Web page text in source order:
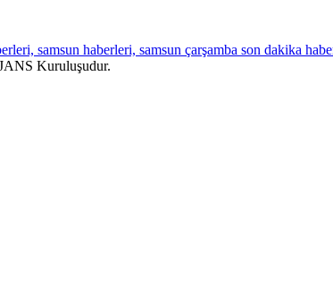
Kuruluşudur.